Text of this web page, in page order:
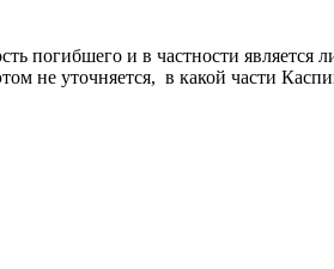
погибшего и в частности является
не уточняется, в какой части